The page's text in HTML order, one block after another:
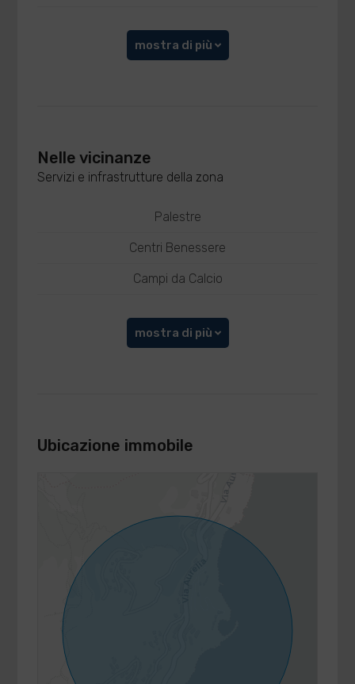
mostra di più
Nelle vicinanze
Servizi e infrastrutture della zona
Palestre
Centri Benessere
Campi da Calcio
mostra di più
Ubicazione immobile